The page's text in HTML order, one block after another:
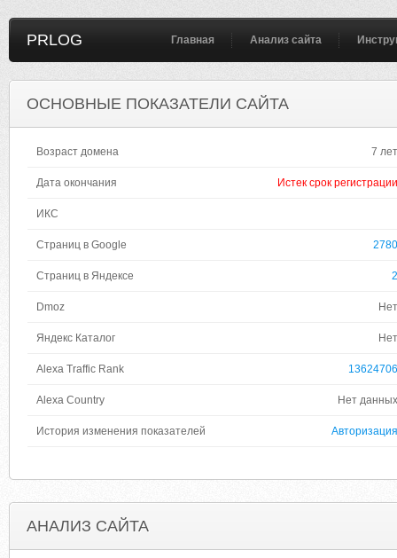
PRLOG Главная Анализ сайта
ОСНОВНЫЕ ПОКАЗАТЕЛИ САЙТА
Возраст домена 7 лет
Дата окончания Истек срок регистрации
ИКС
Страниц в Google 2780
Страниц в Яндексе 2
Dmoz Нет
Яндекс Каталог Нет
Alexa Traffic Rank 13624706
Alexa Country Нет данных
История изменения показателей Авторизация
АНАЛИЗ САЙТА